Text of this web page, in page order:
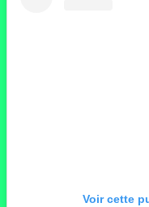
Voir cette